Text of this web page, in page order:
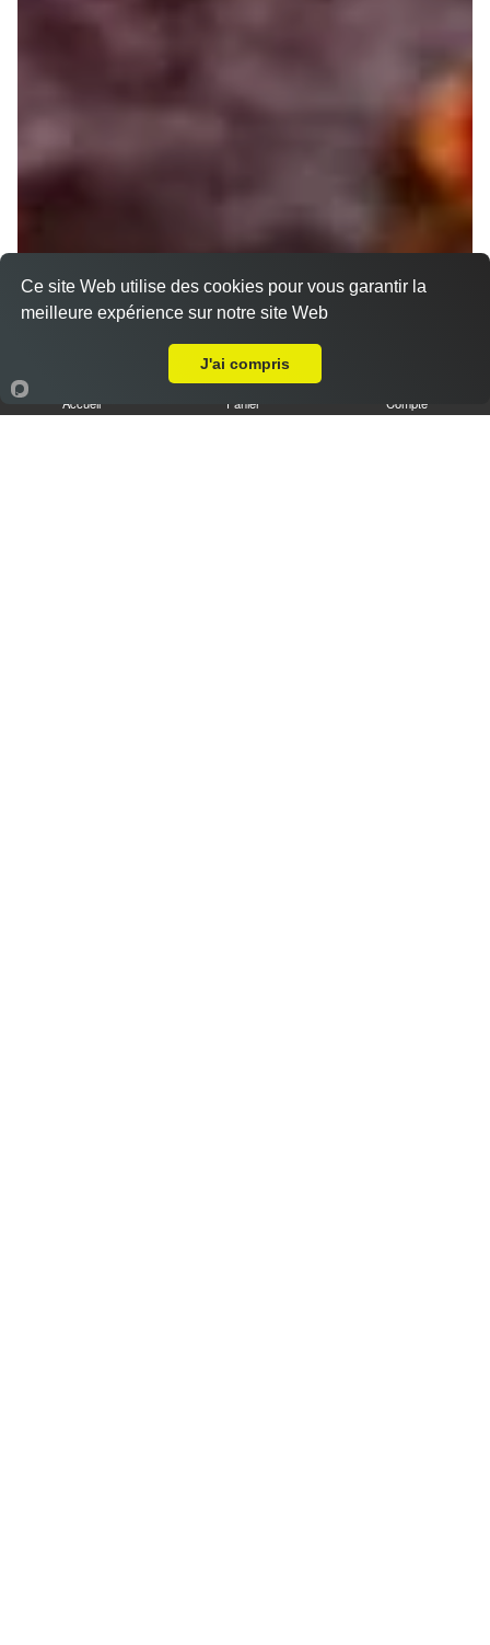
Nos Tajines
Accueil Panier Compte
Ce site Web utilise des cookies pour vous garantir la
meilleure expérience sur notre site Web
J'ai compris